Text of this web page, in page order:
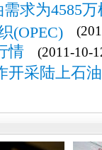
求为4585
(OPEC)
情 (2011-10-
开采陆上石